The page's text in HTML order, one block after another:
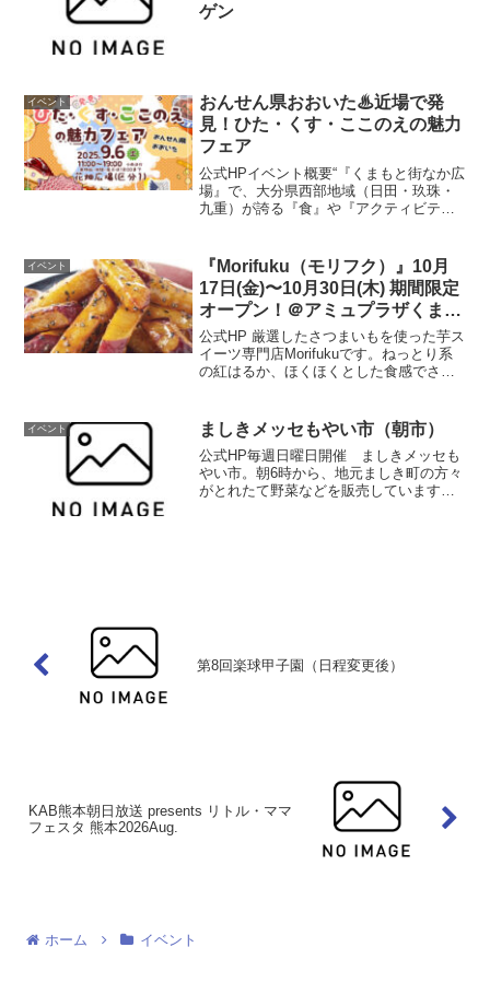
ゲン
イベント
おんせん県おおいた♨近場で発
見！ひた・くす・ここのえの魅力
フェア
公式HPイベント概要“『くまもと街なか広
場』で、大分県西部地域（日田・玖珠・
九重）が誇る『食』や『アクティビテ
できるジャンボこいのぼりのくぐり抜け
（雨天・強風時は中止）...
イベント
『Morifuku（モリフク）』10月
17日(金)〜10月30日(木) 期間限定
オープン！＠アミュプラザくまも
と 1F
公式HP 厳選したさつまいもを使った芋ス
イーツ専門店Morifukuです。ねっとり系
の紅はるか、ほくほくとした食感でさっ
てみてくださいませ。開催場所はこちら
▼ 公式HP
イベント ましきメッセもやい市（朝市）
公式HP毎週日曜日開催 ましきメッセも
やい市。朝6時から、地元ましき町の方々
がとれたて野菜などを販売しています。
第8回楽球甲子園（日程変更後）
KAB熊本朝日放送 presents リトル・ママ
フェスタ 熊本2026Aug.
ホーム イベント